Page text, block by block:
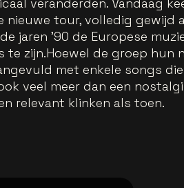
veranderden. Vandaag
tour, volledig gewijd
jaren ’90 de Europese
zijn.Hoewel de groep hun
met enkele songs
veel meer dan een
relevant klinken als toen.